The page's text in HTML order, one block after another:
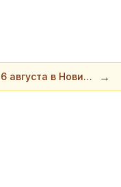
августа в Нови
→